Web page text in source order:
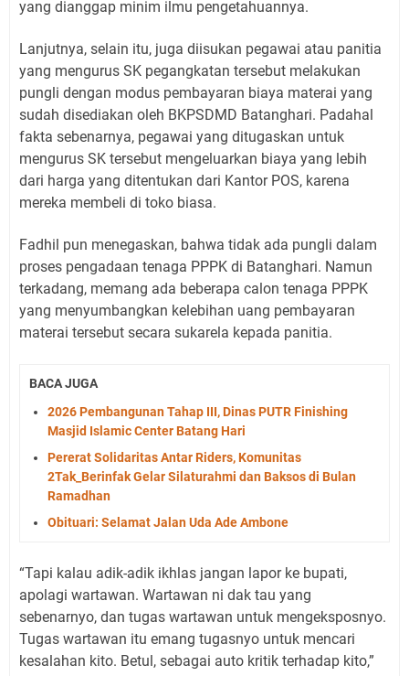
yang dianggap minim ilmu pengetahuannya.
Lanjutnya, selain itu, juga diisukan pegawai atau panitia
yang mengurus SK pegangkatan tersebut melakukan
pungli dengan modus pembayaran biaya materai yang
sudah disediakan oleh BKPSDMD Batanghari. Padahal
fakta sebenarnya, pegawai yang ditugaskan untuk
mengurus SK tersebut mengeluarkan biaya yang lebih
dari harga yang ditentukan dari Kantor POS, karena
mereka membeli di toko biasa.
Fadhil pun menegaskan, bahwa tidak ada pungli dalam
proses pengadaan tenaga PPPK di Batanghari. Namun
terkadang, memang ada beberapa calon tenaga PPPK
yang menyumbangkan kelebihan uang pembayaran
materai tersebut secara sukarela kepada panitia.
BACA JUGA
2026 Pembangunan Tahap III, Dinas PUTR Finishing
Masjid Islamic Center Batang Hari
Pererat Solidaritas Antar Riders, Komunitas
2Tak_Berinfak Gelar Silaturahmi dan Baksos di Bulan
Ramadhan
Obituari: Selamat Jalan Uda Ade Ambone
“Tapi kalau adik-adik ikhlas jangan lapor ke bupati,
apolagi wartawan. Wartawan ni dak tau yang
sebenarnyo, dan tugas wartawan untuk mengeksposnyo.
Tugas wartawan itu emang tugasnyo untuk mencari
kesalahan kito. Betul, sebagai auto kritik terhadap kito,”